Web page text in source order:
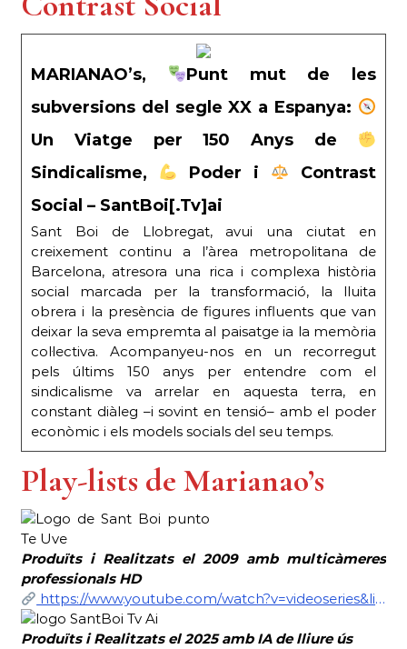
MARIANAO’s,
Punt mut de les
subversions del segle XX a Espanya:
Un Viatge per 150 Anys de
Sindicalisme,
Poder i
Contrast
Social – SantBoi[.Tv]ai
Sant Boi de Llobregat, avui una ciutat en
creixement continu a l’àrea metropolitana de
Barcelona, ​​atresora una rica i complexa història
social marcada per la transformació, la lluita
obrera i la presència de figures influents que van
deixar la seva empremta al paisatge ia la memòria
col·lectiva. Acompanyeu-nos en un recorregut
pels últims 150 anys per entendre com el
sindicalisme va arrelar en aquesta terra, en
constant diàleg –i sovint en tensió– amb el poder
econòmic i els models socials del seu temps.
Play-lists de Marianao’s
Produïts i Realitzats el 2009 amb multicàmeres
professionals HD
https://www.youtube.com/watch?v=videoseries&list=PLlS2YupcLPwhFVZFkD6Y2UizQlx1b-EMU
Produïts iRealitzats el 2025 amb IA de lliure ús